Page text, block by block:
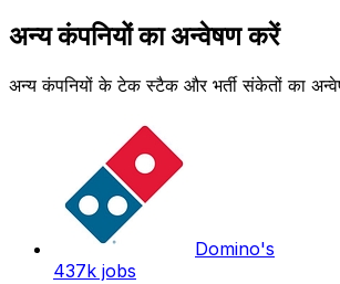
अन्य कंपनियों का अन्वेषण करें
अन्य कंपनियों के टेक स्टैक और भर्ती संकेतों का
Domino's
437k jobs